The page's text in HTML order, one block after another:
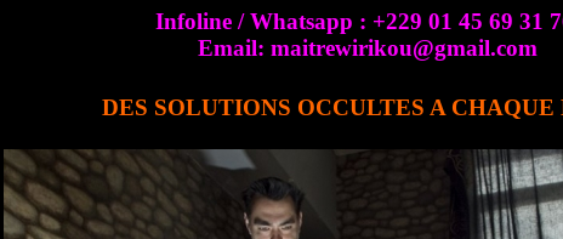
Infoline / Whatsapp : +229 01 45 69 31
Email: maitrewirikou@gmail.com
DES SOLUTIONS OCCULTES A